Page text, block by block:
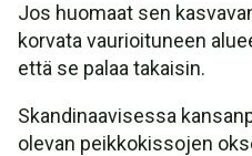
Jos huomaat sen
korvata vaurioituneen
että se palaa takaisin.
Skandinaavisessa
olevan peikkokissojen